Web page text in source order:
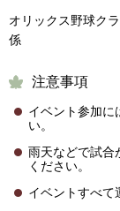
オリックス野球ク
係
注意事項
イベント参加に
い。
雨天などで試合
ください。
イベントすべて